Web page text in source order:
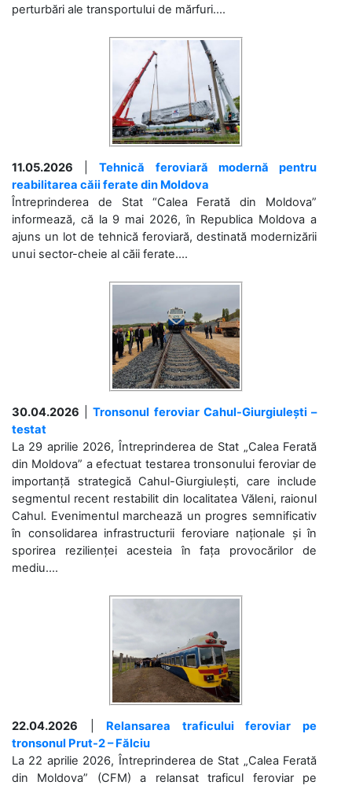
perturbări ale transportului de mărfuri....
11.05.2026 |Tehnică feroviară modernă pentru
reabilitarea căii ferate din Moldova
Întreprinderea de Stat “Calea Ferată din Moldova”
informează, că la 9 mai 2026, în Republica Moldova a
ajuns un lot de tehnică feroviară, destinată modernizării
unui sector-cheie al căii ferate....
30.04.2026 |Tronsonul feroviar Cahul-Giurgiulești –
testat
La 29 aprilie 2026, Întreprinderea de Stat „Calea Ferată
din Moldova” a efectuat testarea tronsonului feroviar de
importanță strategică Cahul-Giurgiulești, care include
segmentul recent restabilit din localitatea Văleni, raionul
Cahul. Evenimentul marchează un progres semnificativ
în consolidarea infrastructurii feroviare naționale și în
sporirea rezilienței acesteia în fața provocărilor de
mediu....
22.04.2026
Relansarea traficului feroviar pe
tronsonul Prut-2 – Fălciu
La 22 aprilie 2026, Întreprinderea de Stat „Calea Ferată
din Moldova” (CFM) a relansat traficul feroviar pe